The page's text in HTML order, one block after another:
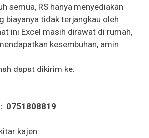
semua, RS hanya menyediakan
biayanya tidak terjangkau oleh
ini Excel masih dirawat di rumah,
kesembuhan, amin
dapat dikirim ke:
: 0751808819
kajen: